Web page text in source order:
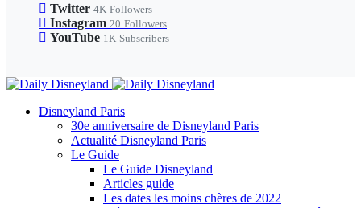
Twitter 4K Followers
Instagram 20 Followers
YouTube 1K Subscribers
Disneyland Paris
30e anniversaire de Disneyland Paris
Actualité Disneyland Paris
Le Guide
Le Guide Disneyland
Articles guide
Les dates les moins chères de 2022